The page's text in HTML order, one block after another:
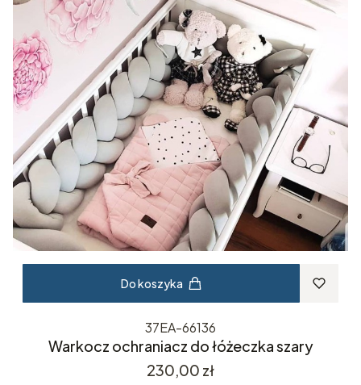
Do koszyka
37EA-66136
Warkocz ochraniacz do łóżeczka szary
Cena
230,00 zł